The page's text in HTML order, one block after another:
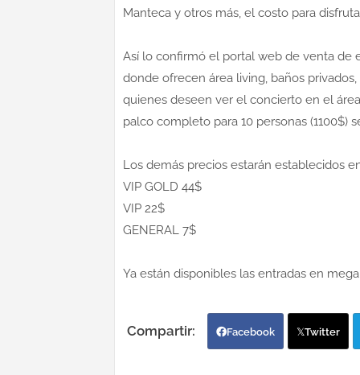
Manteca y otros más, el costo para
Así lo confirmó el portal web de venta de
donde ofrecen área living, baños
quienes deseen ver el concierto en el área
palco completo para 10 personas (1100$)
Los demás precios estarán establecidos
VIP GOLD 44$
VIP 22$
GENERAL 7$
Ya están disponibles las entradas en
Facebook Twitter